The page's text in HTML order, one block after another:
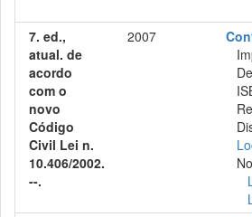
7. ed.,
atual. de
acordo
com o
novo
Código
Civil Lei n.
10.406/2002.
--.
2007